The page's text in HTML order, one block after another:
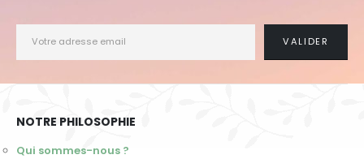
NOTRE PHILOSOPHIE
Qui sommes-nous ?